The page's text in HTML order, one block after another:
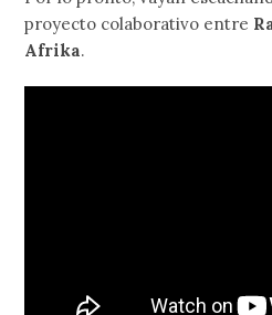
proyecto colaborativo entre
Afrika.